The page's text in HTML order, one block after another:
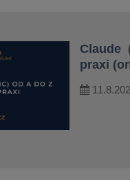
Claude
praxi